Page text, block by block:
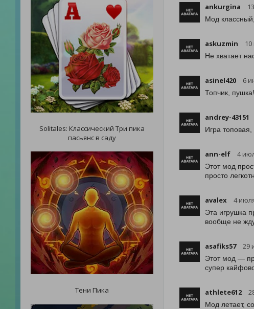
Solitales: Классический Три пика
пасьянс в саду
Тени Пика
ankurgina
Мод
askuzmin
Не хватает
asinel420 6
Топчик,
andrey-43151
Игра
ann-elf 4
Этот мод
просто
avalex 4
Эта игрушка
вообще не
asafiks57 29
Этот мод —
супер
athlete612
Мод летает,